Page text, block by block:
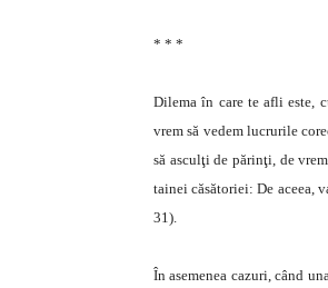
* * *
Dilema în care te afli este,
vrem să vedem lucrurile
să asculţi de părinţi, de
tainei căsătoriei: De aceea,
31).
În asemenea cazuri, când